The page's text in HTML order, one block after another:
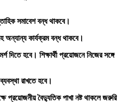
সমাবেশ বন্ধ থাকবে।
অন্যান্য কার্যক্রম বন্ধ থাকবে।
দিতে হবে। শিক্ষার্থী প্রয়োজনে নিজের সঙ্গে
রাখতে হবে।
প্রয়োজনীয় বৈদ্যুতিক পাখা নষ্ট থাকলে জরুরি